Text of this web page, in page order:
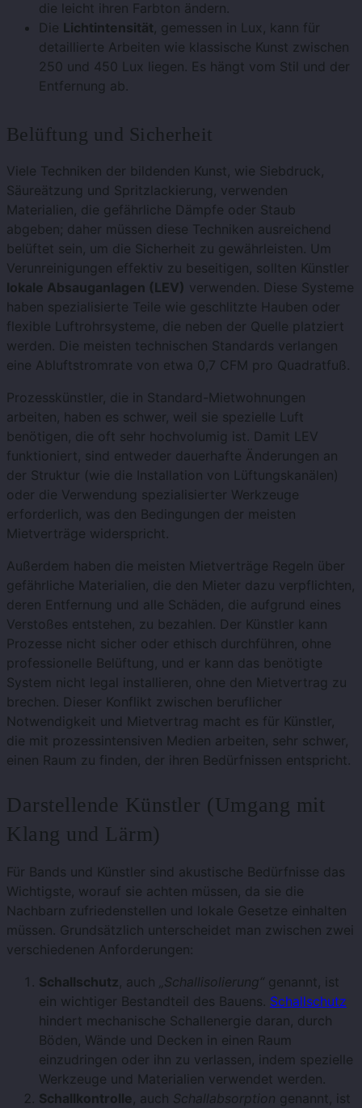
die leicht ihren Farbton ändern.
Die Lichtintensität, gemessen in Lux, kann für
detaillierte Arbeiten wie klassische Kunst zwischen
250 und 450 Lux liegen. Es hängt vom Stil und der
Entfernung ab.
Belüftung und Sicherheit
Viele Techniken der bildenden Kunst, wie Siebdruck,
Säureätzung und Spritzlackierung, verwenden
Materialien, die gefährliche Dämpfe oder Staub
abgeben; daher müssen diese Techniken ausreichend
belüftet sein, um die Sicherheit zu gewährleisten. Um
Verunreinigungen effektiv zu beseitigen, sollten Künstler
lokale Absauganlagen (LEV) verwenden. Diese Systeme
haben spezialisierte Teile wie geschlitzte Hauben oder
flexible Luftrohrsysteme, die neben der Quelle platziert
werden. Die meisten technischen Standards verlangen
eine Abluftstromrate von etwa 0,7 CFM pro Quadratfuß.
Prozesskünstler, die in Standard-Mietwohnungen
arbeiten, haben es schwer, weil sie spezielle Luft
benötigen, die oft sehr hochvolumig ist. Damit LEV
funktioniert, sind entweder dauerhafte Änderungen an
der Struktur (wie die Installation von Lüftungskanälen)
oder die Verwendung spezialisierter Werkzeuge
erforderlich, was den Bedingungen der meisten
Mietverträge widerspricht.
Außerdem haben die meisten Mietverträge Regeln über
gefährliche Materialien, die den Mieter dazu verpflichten,
deren Entfernung und alle Schäden, die aufgrund eines
Verstoßes entstehen, zu bezahlen. Der Künstler kann
Prozesse nicht sicher oder ethisch durchführen, ohne
professionelle Belüftung, und er kann das benötigte
System nicht legal installieren, ohne den Mietvertrag zu
brechen. Dieser Konflikt zwischen beruflicher
Notwendigkeit und Mietvertrag macht es für Künstler,
die mit prozessintensiven Medien arbeiten, sehr schwer,
einen Raum zu finden, der ihren Bedürfnissen entspricht.
Darstellende Künstler (Umgang mit
Klang und Lärm)
Für Bands und Künstler sind akustische Bedürfnisse das
Wichtigste, worauf sie achten müssen, da sie die
Nachbarn zufriedenstellen und lokale Gesetze einhalten
müssen. Grundsätzlich unterscheidet man zwischen zwei
verschiedenen Anforderungen:
Schallschutz, auch „Schallisolierung“ genannt, ist
ein wichtiger Bestandteil des Bauens. Schallschutz
hindert mechanische Schallenergie daran, durch
Böden, Wände und Decken in einen Raum
einzudringen oder ihn zu verlassen, indem spezielle
Werkzeuge und Materialien verwendet werden.
Schallkontrolle, auch Schallabsorption genannt, ist